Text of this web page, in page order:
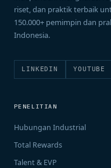
riset, dan praktik terbaik
150.000+ pemimpin dan
Indonesia.
LINKEDIN YOUTUBE
PENELITIAN
Hubungan Industrial
Total Rewards
Talent & EVP